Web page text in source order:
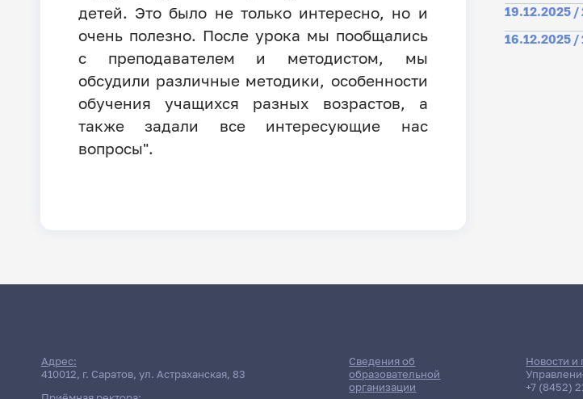
детей. Это было не только интересно, но и
очень полезно. После урока мы пообщались
с преподавателем и методистом, мы
обсудили различные методики, особенности
обучения учащихся разных возрастов, а
также задали все интересующие нас
вопросы".
19.12.2025 /
16.12.2025 /
Адрес:
410012, г. Саратов, ул. Астраханская, 83
Сведения об
образовательной
организации
Новости и
+7 (8452)